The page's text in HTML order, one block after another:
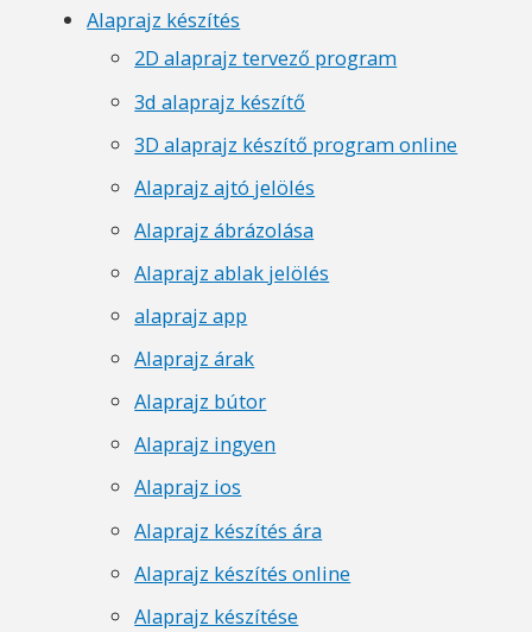
Alaprajz készítés
2D alaprajz tervező program
3d alaprajz készítő
3D alaprajz készítő program online
Alaprajz ajtó jelölés
Alaprajz ábrázolása
Alaprajz ablak jelölés
alaprajz app
Alaprajz árak
Alaprajz bútor
Alaprajz ingyen
Alaprajz ios
Alaprajz készítés ára
Alaprajz készítés online
Alaprajz készítése